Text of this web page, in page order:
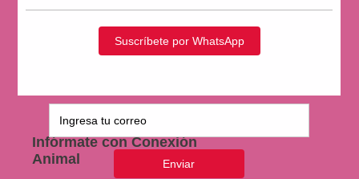
Infórmate con Conexión
Animal